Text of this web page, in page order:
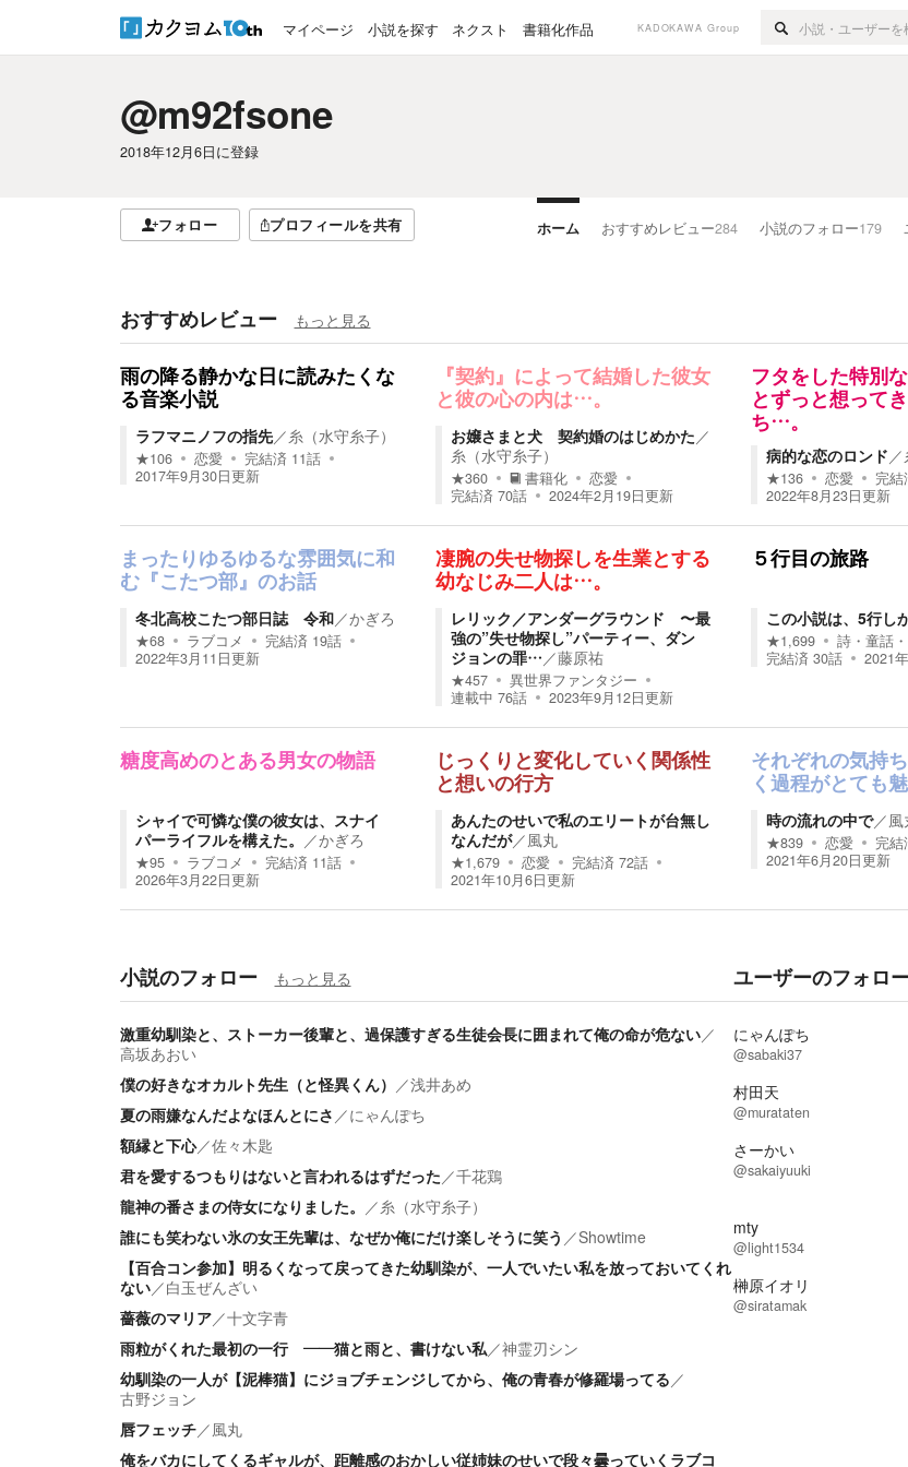
マイページ 小説を探す ネクスト 書籍化作品 KADOKAWA Group
@m92fsone
2018年12月6日に登録
フォロー プロフィールを共有 ホーム おすすめレビュー284 小説のフォロー179
おすすめレビュー もっと見る
雨の降る静かな日に読みたくな
る音楽小説
ラフマニノフの指先／糸（水守糸子）
★106 恋愛 完結済 11話
2017年9月30日更新
『契約』によって結婚した彼女
と彼の心の内は…。
お嬢さまと犬 契約婚のはじめかた／
糸（水守糸子）
★360 書籍化
恋愛
完結済 70話 2024年2月19日更新
フタをした特別
とずっと想って
ち…。
病的な恋のロンド／
★136 恋愛 完結
2022年8月23日更新
まったりゆるゆるな雰囲気に和
む『こたつ部』のお話
冬北高校こたつ部日誌 令和／かぎろ
★68 ラブコメ 完結済 19話
2022年3月11日更新
凄腕の失せ物探しを生業とする
幼なじみ二人は…。
レリック／アンダーグラウンド 〜最
強の”失せ物探し”パーティー、ダン
ジョンの罪…／藤原祐
★457
異世界ファンタジー
連載中 76話 2023年9月12日更新
５行目の旅路
この小説は、5行し
★1,699
詩・童話
完結済 30話 2021
糖度高めのとある男女の物語
シャイで可憐な僕の彼女は、スナイ
パーライフルを構えた。 ／かぎろ
★95 ラブコメ 完結済 11話
2026年3月22日更新
じっくりと変化していく関係性
と想いの行方
あんたのせいで私のエリートが台無し
なんだが／風丸
★1,679 恋愛 完結済 72話
2021年10月6日更新
それぞれの気持
く過程がとても
時の流れの中で／風
★839 恋愛 完結
2021年6月20日更新
小説のフォロー もっと見る
激重幼馴染と、ストーカー後輩と、過保護すぎる生徒会長に囲まれて俺の命が危ない／
高坂あおい
僕の好きなオカルト先生（と怪異くん） ／浅井あめ
夏の雨嫌なんだよなほんとにさ ／にゃんぽち
額縁と下心／佐々木匙
君を愛するつもりはないと言われるはずだった／千花鶏
龍神の番さまの侍女になりました。 ／糸（水守糸子）
誰にも笑わない氷の女王先輩は、なぜか俺にだけ楽しそうに笑う ／Showtime
【百合コン参加】明るくなって戻ってきた幼馴染が、一人でいたい私を放っておいてくれ
ない／白玉ぜんざい
薔薇のマリア／十文字青
雨粒がくれた最初の一行 ――猫と雨と、書けない私／神霊刃シン
幼馴染の一人が【泥棒猫】にジョブチェンジしてから、俺の青春が修羅場ってる／
古野ジョン
唇フェッチ／風丸
俺をバカにしてくるギャルが、距離感のおかしい従姉妹のせいで段々曇っていくラブコ
ユーザーのフォロ
にゃんぽち
@sabaki37
村田天
@murataten
さーかい
@sakaiyuuki
mty
@light1534
榊原イオリ
@siratamak